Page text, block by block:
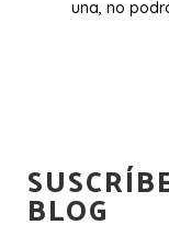
una, no
BLOG